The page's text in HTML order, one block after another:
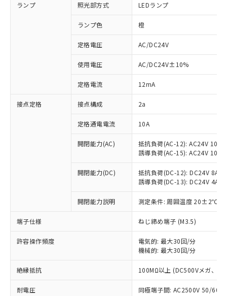
ランプ 照光部方式 LEDランプ
ランプ色 橙
定格電圧 AC/DC24V
使用電圧 AC/DC24V±10%
定格電流 12mA
接点定格 接点構成 2a
定格通電電流 10A
開閉能力(AC)
抵抗負荷(AC-12): AC24V 10A/
誘導負荷(AC-15): AC24V
開閉能力(DC)
抵抗負荷(DC-12): DC24V 8A/
誘導負荷(DC-13): DC24V 4A/
開閉能力説明 測定条件: 周囲温度 20±2℃、
端子仕様 ねじ締め端子 (M3.5)
許容操作頻度
電気的: 最大30回/分
機械的: 最大30回/分
絶縁抵抗 100MΩ以上 (DC500Vメガ、点
耐電圧
同極端子間: AC2500V 50/
ご利用条件
以下の条件をお読みいただき、同意のうえ
本サービスは、当社制御機器事業取扱
商品の当社在庫状況および標準価格
(税抜)を提供させていただくもので
当社制御機器事業取扱商品の中には、
本サービスの対象外となる商品もある
ことをご了承ください。
在庫状況および標準価格照会結果は、
記載している更新日時点での社内デー
タに基づき作成されるものであり、閲
覧された時点での実際の在庫および標
準価格とは異なる場合があることをご
対応済み：EU RoHS指令（10物質）の
非含有に対応した製品が提供可能な商品で
対応予定：EU RoHS指令（10物質）の非含
有に対応した製品に切り替える予定のある
対応予定なし：EU RoHS指令（10物質）の
非含有に非対応の商品で、対応品を出す予
調査・確認中：EU RoHS指令（10物質）の
非含有の対応状況を調査中または確認中の
非該当品：ライセンス料など無形物で、有
害物質有無と関係のない商品です。
仕入先様の事情により、非含有部品として
いたものが、含有品と判明した場合などや
むを得ず変更することがあります。
*EU RoHS指令（10物質）：
鉛(Pb) 1000ppm以下、 水銀(Hg) 1000ppm以下、 カド
六価クロム(Cr(Ⅵ)) 1000ppm以下、ポリ臭化ビフェニル
※1 中国RoHS○×表
「○」：最大均質材料含有率が中国RoHSの
基準値以下であることを示します。
「×」：最大均質材料含有率が中国RoHSの
基準値を超えていることを示します。
「－」：未確認です。当社販売部門へお問
*中国RoHS10物質の基準値 (GB/T26572)：
当社は、これら貴社製品のうち、外国
為替および外国貿易法に定める商品
（以下｢規制貨物等」という）を輸出
または国外への提供する場合は、日本
国政府の輸出許可(または役務取引許
可)を取得するなどの必要な手続きを